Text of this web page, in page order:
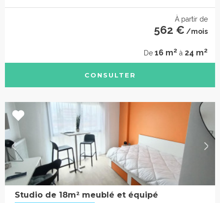
À partir de
562 € /mois
De 16 m2 à 24 m2
CONSULTER
Studio de 18m² meublé et équipé